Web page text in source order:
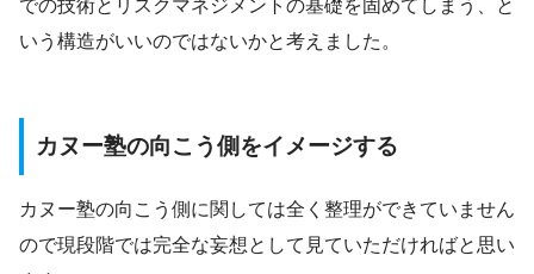
での技術とリスクマネジメントの基礎を固めてしまう、と
いう構造がいいのではないかと考えました。
カヌー塾の向こう側をイメージする
カヌー塾の向こう側に関しては全く整理ができていません
ので現段階では完全な妄想として見ていただければと思い